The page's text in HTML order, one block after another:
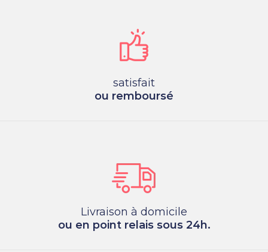
satisfait
ou remboursé
Livraison à domicile
ou en point relais sous 24h.